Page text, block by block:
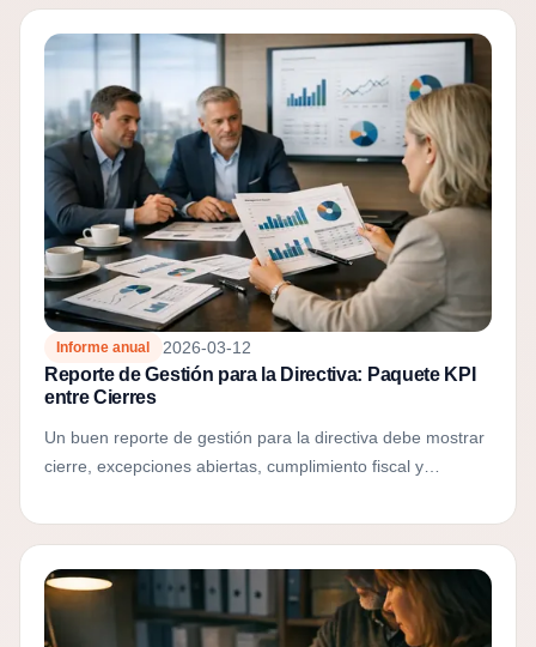
Informe anual 2026-03-12
Reporte de Gestión para la Directiva: Paquete KPI
entre Cierres
Un buen reporte de gestión para la directiva debe mostrar
cierre, excepciones abiertas, cumplimiento fiscal y